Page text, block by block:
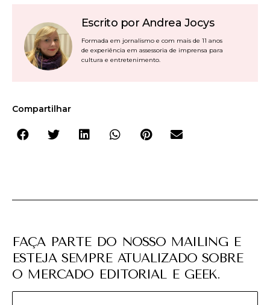
Escrito por Andrea Jocys
Formada em jornalismo e com mais de 11 anos
de experiência em assessoria de imprensa para
cultura e entretenimento.
Compartilhar
FAÇA PARTE DO NOSSO MAILING E
ESTEJA SEMPRE ATUALIZADO SOBRE
O MERCADO EDITORIAL E GEEK.